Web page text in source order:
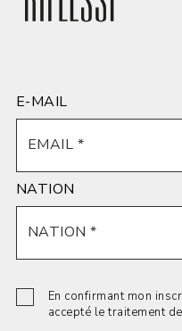
E-MAIL
NATION
En confirmant mon
accepté le traitement